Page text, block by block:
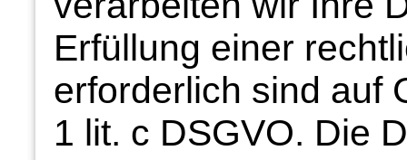
Erfüllung einer
erforderlich sind auf
1 lit. c DSGVO. Die